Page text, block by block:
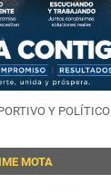
Y POLÍTICO
MOTA